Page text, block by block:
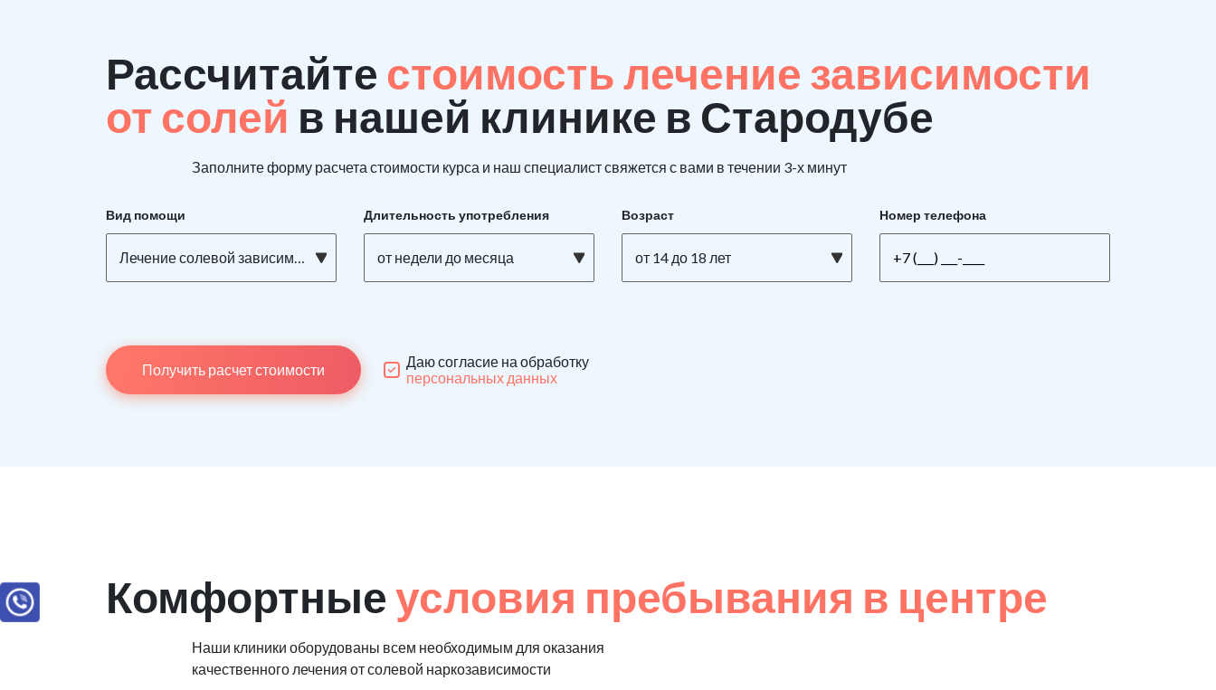
Рассчитайте стоимость лечение зависимости
от солей в нашей клинике в Стародубе
Заполните форму расчета стоимости курса и наш специалист свяжется с вами в течении 3-х минут
Вид помощи
Лечение солевой зависимости
Длительность употребления
от недели до месяца
Возраст
от 14 до 18 лет
Номер телефона
Получить расчет стоимости
Даю согласие на обработку
персональных данных
Комфортныеусловия пребывания в центре
Наши клиники оборудованы всем необходимым для оказания
качественного лечения от солевой наркозависимости